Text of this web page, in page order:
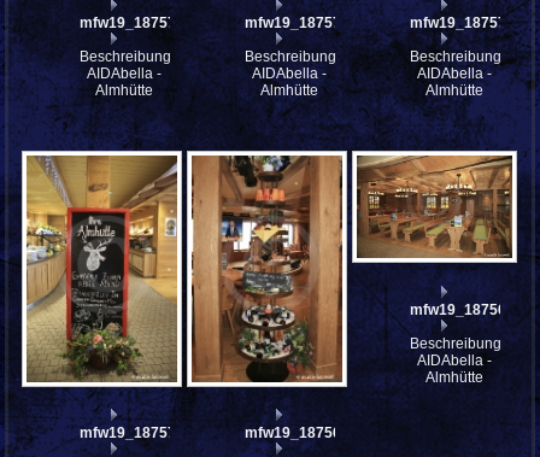
mfw19_187573
Beschreibung:
AIDAbella -
Almhütte
mfw19_187572
Beschreibung:
AIDAbella -
Almhütte
mfw19_187571
Beschreibung:
AIDAbella -
Almhütte
mfw19_187570
mfw19_187568
mfw19_187567
Beschreibung:
AIDAbella -
Almhütte